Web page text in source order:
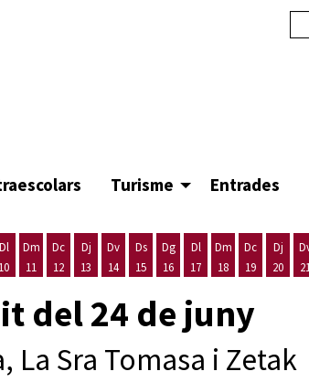
Turisme Entrades
Dl
10
Dm
11
Dc
12
Dj
13
Dv
14
Ds
15
Dg
16
Dl
17
Dm
18
Dc
19
Dj
20
del 24 de juny
La Sra Tomasa i Zetak